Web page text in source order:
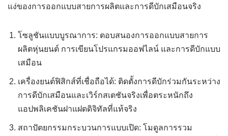
แง่ของการออกแบบสายการผลิตและการดีบักเสมือนจริง
โซลูชันแบบบูรณาการ: ตอบสนองการออกแบบสายการ
ผลิตหุ่นยนต์ การเขียนโปรแกรมออฟไลน์ และการดีบักแบบ
เสมือน
เครื่องยนต์ฟิสิกส์ที่เชื่อถือได้: ติดตั้งการดีบักร่วมกันระหว่าง
การดีบักเสมือนและเวิร์กสเตชันจริงเพื่อตระหนักถึง
แอปพลิเคชันฝาแฝดดิจิทัลที่แท้จริง
สถาปัตยกรรมกระบวนการแบบเปิด: โมดูลการรวม